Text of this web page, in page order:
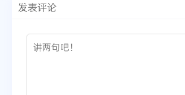
发表评论